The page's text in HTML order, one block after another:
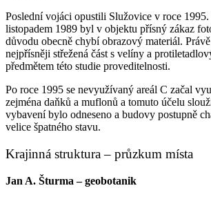
Poslední vojáci opustili Služovice v roce
listopadem 1989 byl v objektu přísný zákaz
důvodu obecně chybí obrazový materiál.
nejpřísněji střežená část s velíny a
předmětem této studie proveditelnosti.
Po roce 1995 se nevyužívaný areál C začal
zejména daňků a muflonů a tomuto účelu
vybavení bylo odneseno a budovy postupně
velice špatného stavu.
Krajinná struktura – průzkum místa
Jan A. Šturma – geobotanik